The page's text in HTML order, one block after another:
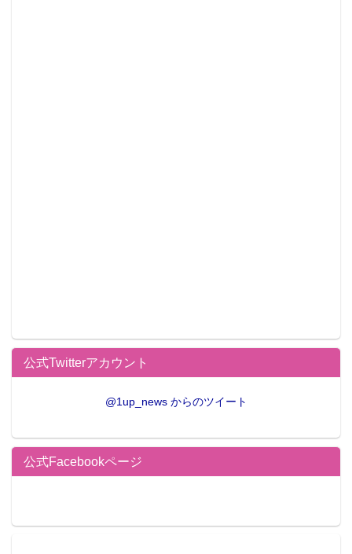
公式Twitterアカウント
@1up_news からのツイート
公式Facebookページ